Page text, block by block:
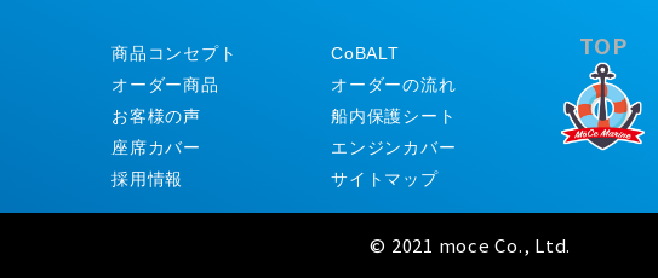
TOP
商品コンセプト
CoBALT
オーダー商品
オーダーの流れ
お客様の声
船内保護シート
座席カバー
エンジンカバー
採用情報 サイトマップ
© 2021 moce Co., Ltd.